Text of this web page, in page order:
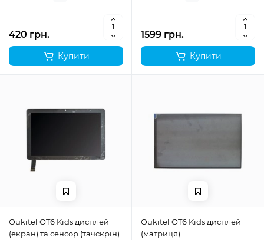
420 грн.
Купити
1599 грн.
Купити
Oukitel OT6 Kids дисплей
(екран) та сенсор (тачскрін)
Oukitel OT6 Kids дисплей
(матриця)